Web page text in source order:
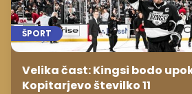
ŠPORT
Velika čast: Kingsi bodo
Kopitarjevo številko 11